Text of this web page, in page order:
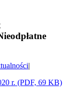
|
r. (PDF, 69 KB)